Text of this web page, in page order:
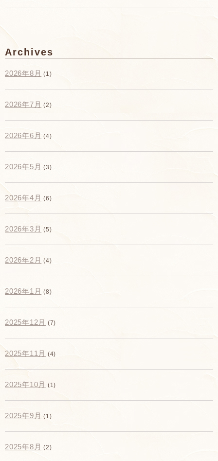
Archives
2026年8月 (1)
2026年7月 (2)
2026年6月 (4)
2026年5月 (3)
2026年4月 (6)
2026年3月 (5)
2026年2月 (4)
2026年1月 (8)
2025年12月 (7)
2025年11月 (4)
2025年10月 (1)
2025年9月 (1)
2025年8月 (2)